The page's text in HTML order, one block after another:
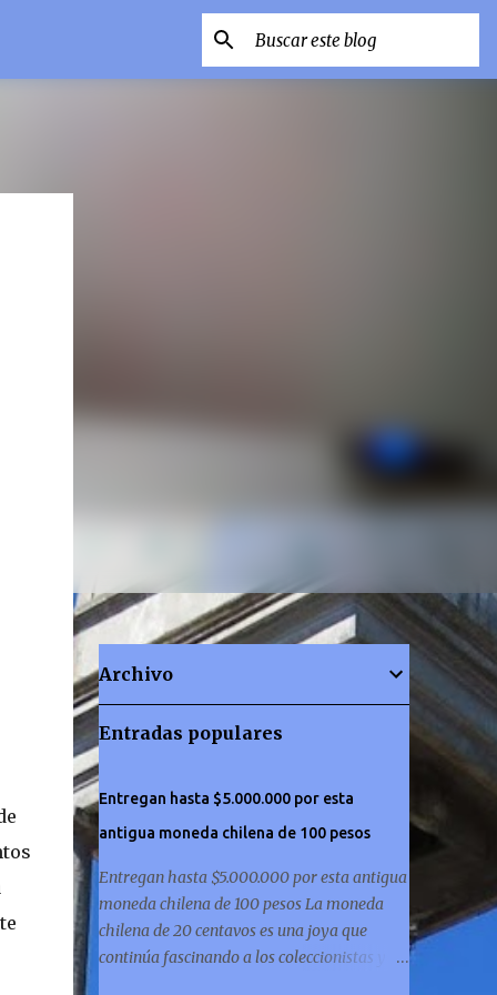
Archivo
Entradas populares
Entregan hasta $5.000.000 por esta
antigua moneda chilena de 100 pesos
Entregan hasta $5.000.000 por esta antigua
moneda chilena de 100 pesos La moneda
chilena de 20 centavos es una joya que
continúa fascinando a los coleccionistas y a